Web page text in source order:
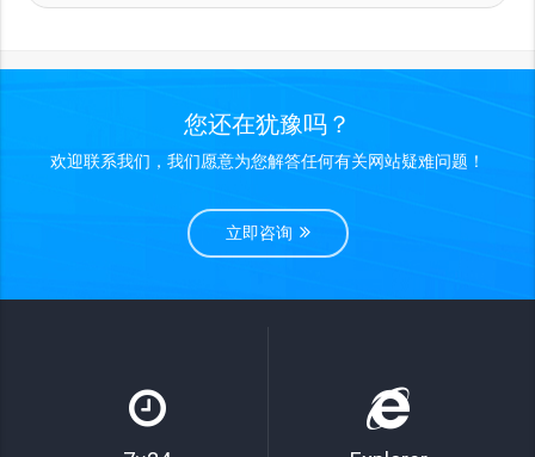
您还在犹豫吗？
欢迎联系我们，我们愿意为您解答任何有关网站疑难问题！
立即咨询